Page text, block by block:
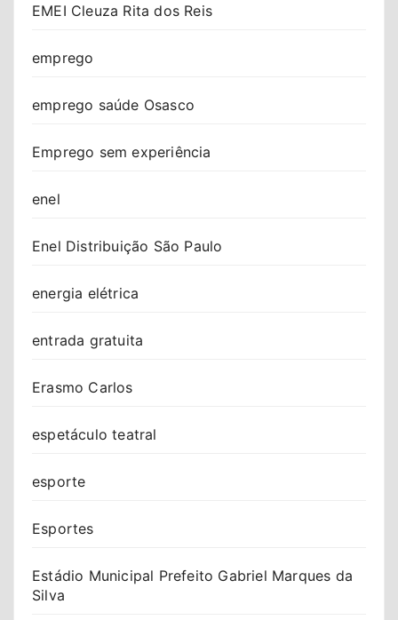
EMEI Cleuza Rita dos Reis
emprego
emprego saúde Osasco
Emprego sem experiência
enel
Enel Distribuição São Paulo
energia elétrica
entrada gratuita
Erasmo Carlos
espetáculo teatral
esporte
Esportes
Estádio Municipal Prefeito Gabriel Marques da
Silva